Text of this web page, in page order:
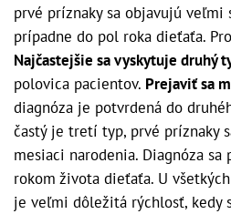
prvé príznaky sa objavujú veľmi
prípadne do pol roka dieťaťa.
Najčastejšie sa vyskytuje druhý
polovica pacientov. Prejaviť sa
diagnóza je potvrdená do
častý je tretí typ, prvé príznaky
mesiaci narodenia. Diagnóza
rokom života dieťaťa. U
je veľmi dôležitá rýchlosť, kedy